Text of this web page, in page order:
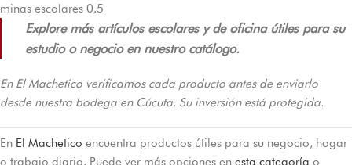
minas escolares 0.5
Explore más artículos escolares y de oficina útiles para su
estudio o negocio en nuestro catálogo.
En El Machetico verificamos cada producto antes de enviarlo
desde nuestra bodega en Cúcuta. Su inversión está protegida.
En El Machetico encuentra productos útiles para su negocio, hogar
o trabajo diario. Puede ver más opciones en esta categoría o